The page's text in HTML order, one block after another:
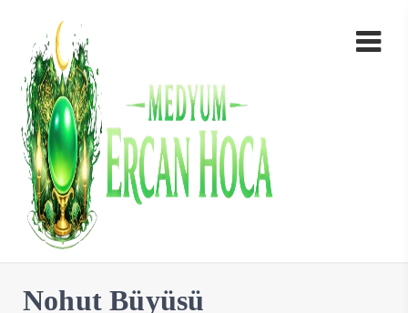
Nohut Büyüsü